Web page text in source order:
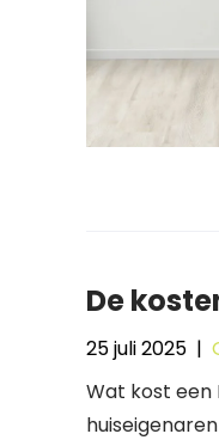
De
25 juli 2025 |
Wat kost een